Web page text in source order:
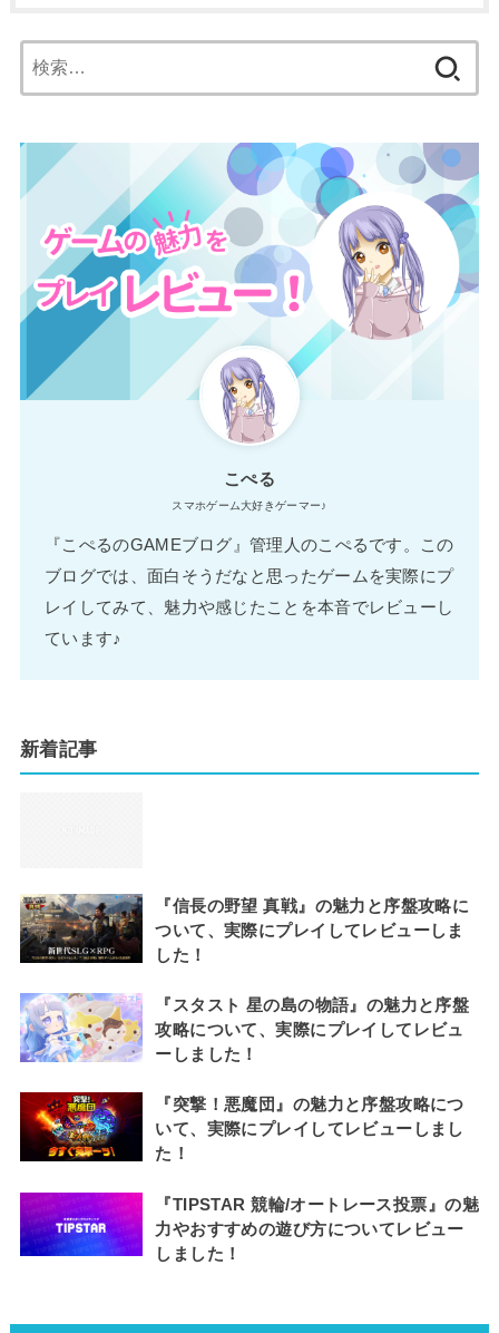
索:
こぺる
スマホゲーム大好きゲーマー♪
『こぺるのGAMEブログ』管理人のこぺるです。この
ブログでは、面白そうだなと思ったゲームを実際にプ
レイしてみて、魅力や感じたことを本音でレビューし
ています♪
新着記事
『信長の野望 真戦』の魅力と序盤攻略に
ついて、実際にプレイしてレビューしま
した！
『スタスト 星の島の物語』の魅力と序盤
攻略について、実際にプレイしてレビュ
ーしました！
『突撃！悪魔団』の魅力と序盤攻略につ
いて、実際にプレイしてレビューしまし
た！
『TIPSTAR 競輪/オートレース投票』の魅
力やおすすめの遊び方についてレビュー
しました！